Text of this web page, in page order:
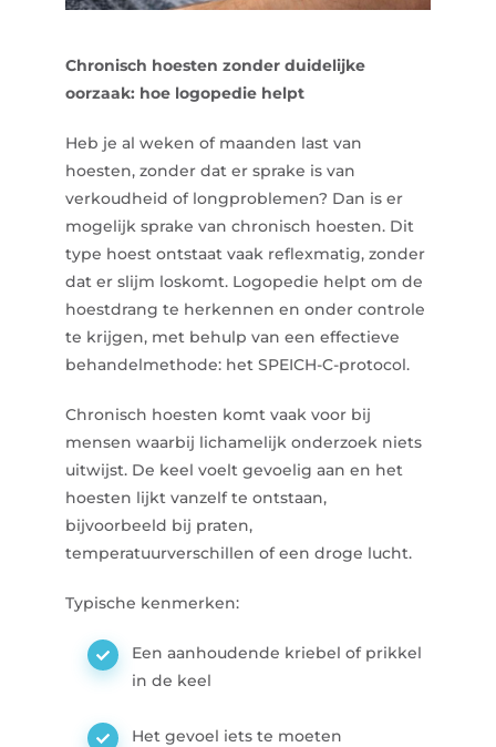
Chronisch hoesten zonder duidelijke
oorzaak: hoe logopedie helpt
Heb je al weken of maanden last van
hoesten, zonder dat er sprake is van
verkoudheid of longproblemen? Dan is er
mogelijk sprake van chronisch hoesten. Dit
type hoest ontstaat vaak reflexmatig, zonder
dat er slijm loskomt. Logopedie helpt om de
hoestdrang te herkennen en onder controle
te krijgen, met behulp van een effectieve
behandelmethode: het SPEICH-C-protocol.
Chronisch hoesten komt vaak voor bij
mensen waarbij lichamelijk onderzoek niets
uitwijst. De keel voelt gevoelig aan en het
hoesten lijkt vanzelf te ontstaan,
bijvoorbeeld bij praten,
temperatuurverschillen of een droge lucht.
Typische kenmerken:
Een aanhoudende kriebel of prikkel
in de keel
Het gevoel iets te moeten